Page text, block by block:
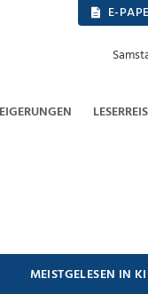
E-
MEISTGELESEN IN